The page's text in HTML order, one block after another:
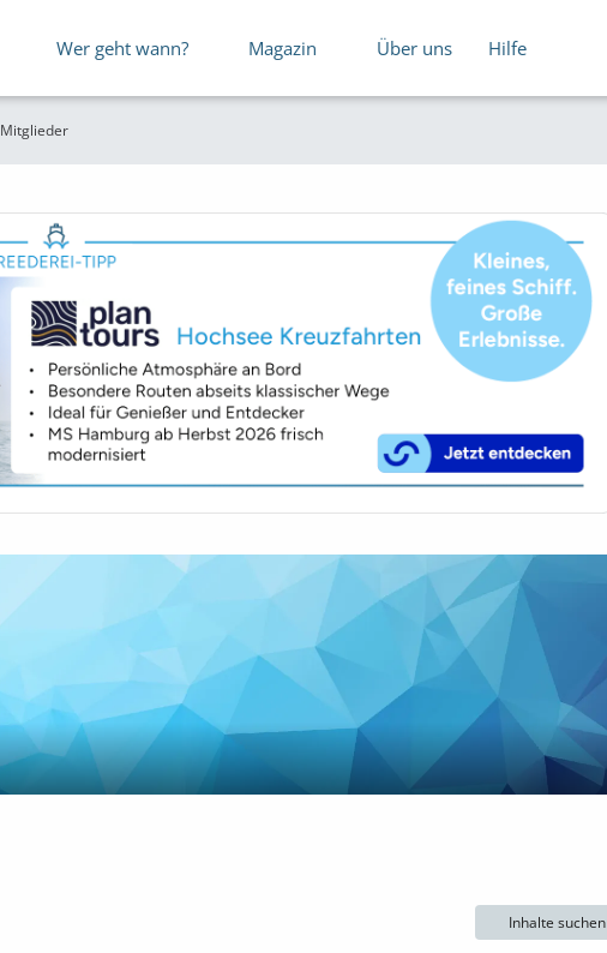
Wer geht wann? Magazin Über uns Hilfe
Mitglieder
Inhalte suchen